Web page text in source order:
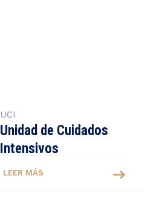
UCI
Unidad de Cuidados
Intensivos
LEER MÁS